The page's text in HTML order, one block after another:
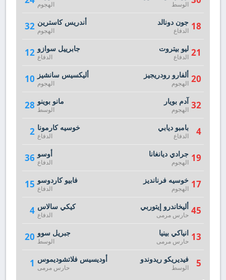
الهجوم
32 أندريس كاسترين
الهجوم
12 جابرييل سوازو
الدفاع
10 أليكسيس سانشيز
الهجوم
28 مانو بوينو
الوسط
2 خوسيه كارمونا
الدفاع
36 أوسو
الدفاع
15 فابيو كاردوسو
الدفاع
4 كيكي سالاس
الدفاع
20 جبريل سوو
الوسط
1 أوديسيس فلاتشوديموس
حارس مرمى
الوسط
18 جون دونالد
الدفاع
21 ليو بيتروت
الدفاع
20 ألفارو رودريجيز
الهجوم
32 آدم بويار
الهجوم
4 بامبو ديابي
الدفاع
19 جرادي ديانغانا
الهجوم
17 خوسيه فرنانديز
الهجوم
45 أليخاندرو إيتوربي
حارس مرمى
13 انياكي بينيا
حارس مرمى
5 فيديريكو ريدوندو
الوسط